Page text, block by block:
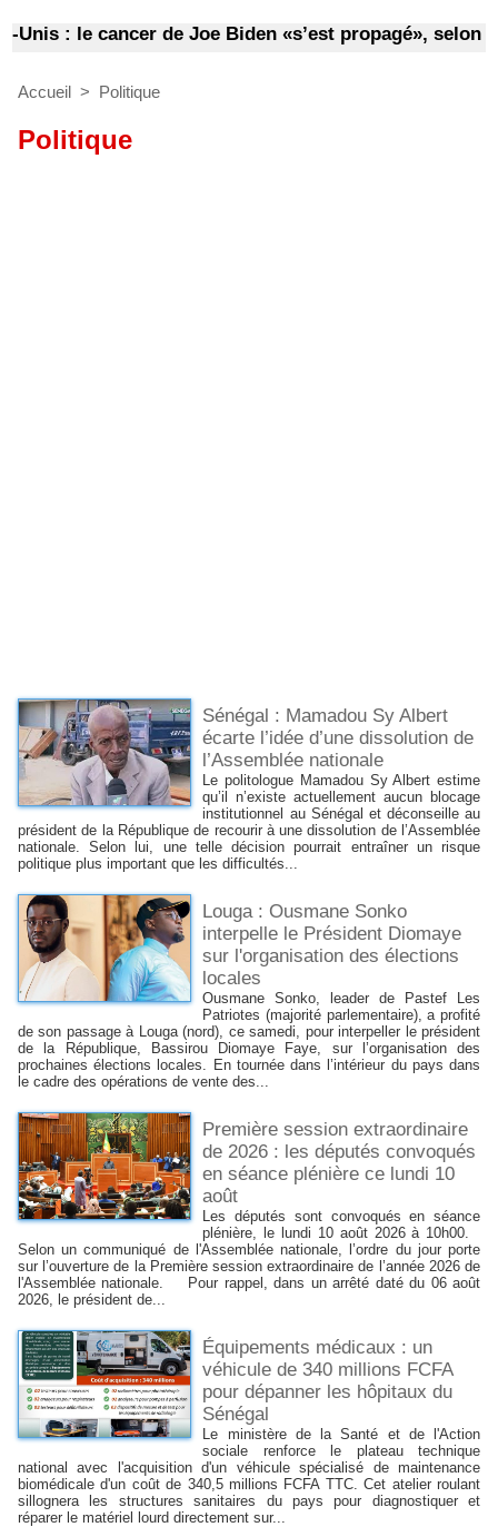
: le cancer de Joe Biden «s’est propagé», selon
Accueil > Politique
Politique
Sénégal : Mamadou Sy Albert
écarte l’idée d’une dissolution de
l’Assemblée nationale
Le politologue Mamadou Sy Albert estime
qu’il n’existe actuellement aucun blocage
institutionnel au Sénégal et déconseille au
président de la République de recourir à une dissolution de l’Assemblée
nationale. Selon lui, une telle décision pourrait entraîner un risque
politique plus important que les difficultés...
Louga : Ousmane Sonko
interpelle le Président Diomaye
sur l'organisation des élections
locales
Ousmane Sonko, leader de Pastef Les
Patriotes (majorité parlementaire), a profité
de son passage à Louga (nord), ce samedi, pour interpeller le président
de la République, Bassirou Diomaye Faye, sur l’organisation des
prochaines élections locales. En tournée dans l’intérieur du pays dans
le cadre des opérations de vente des...
Première session extraordinaire
de 2026 : les députés convoqués
en séance plénière ce lundi 10
août
Les députés sont convoqués en séance
plénière, le lundi 10 août 2026 à 10h00.
Selon un communiqué de l'Assemblée nationale, l’ordre du jour porte
sur l’ouverture de la Première session extraordinaire de l’année 2026 de
l'Assemblée nationale. Pour rappel, dans un arrêté daté du 06 août
2026, le président de...
Équipements médicaux : un
véhicule de 340 millions FCFA
pour dépanner les hôpitaux du
Sénégal
Le ministère de la Santé et de l'Action
sociale renforce le plateau technique
national avec l'acquisition d'un véhicule spécialisé de maintenance
biomédicale d'un coût de 340,5 millions FCFA TTC. Cet atelier roulant
sillognera les structures sanitaires du pays pour diagnostiquer et
réparer le matériel lourd directement sur...